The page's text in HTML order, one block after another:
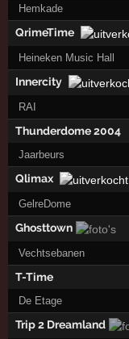
Hemkade
QrimeTime
Heineken Music Hall
Innercity
RAI
Thunderdome 2004
Jaarbeurs
Qlimax
GelreDome
Ghosttown
Vechtsebanen
T-Time
De Etage
Trip 2 Dreamland